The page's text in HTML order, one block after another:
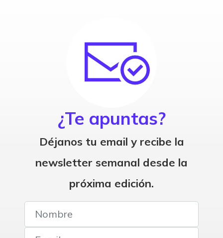
¿Te apuntas?
Déjanos tu email y recibe la
newsletter semanal desde la
próxima edición.